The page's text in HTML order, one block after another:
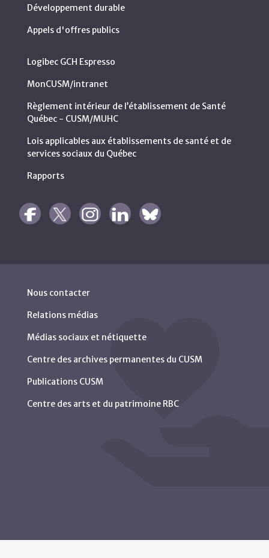
Développement durable
Appels d'offres publics
Logibec GCH Espresso
MonCUSM/intranet
Règlement intérieur de l’établissement de Santé
Québec - CUSM/MUHC
Lois applicables aux établissements de santé et de
services sociaux du Québec
Rapports
Nous contacter
Relations médias
Médias sociaux et nétiquette
Centre des archives permanentes du CUSM
Publications CUSM
Centre des arts et du patrimoine RBC